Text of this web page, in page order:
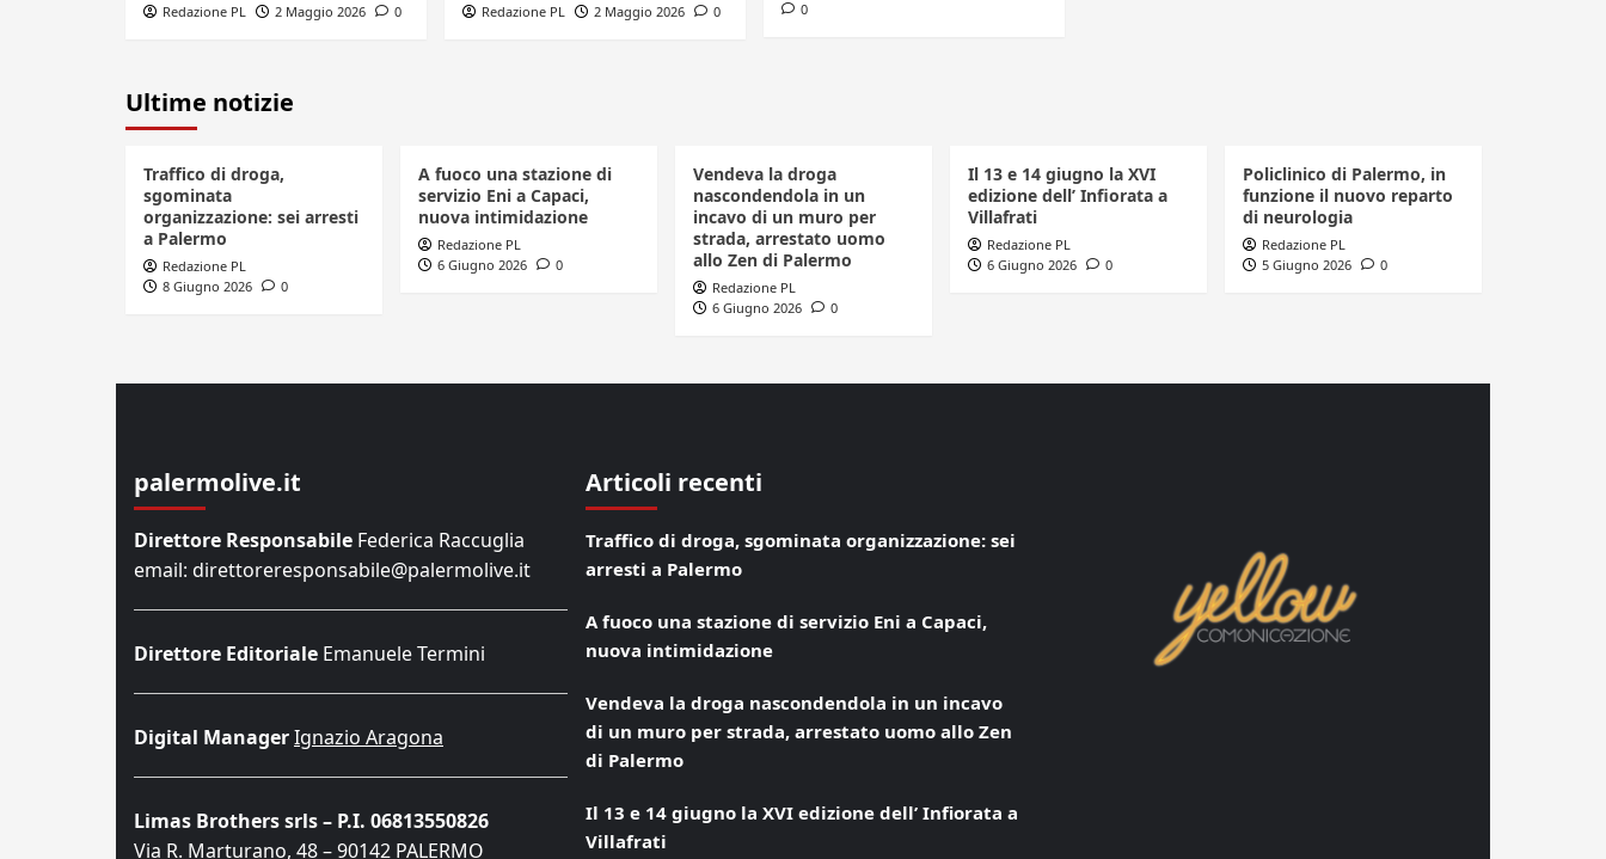
Redazione PL 2 Maggio 2026 0 Redazione PL 2 Maggio 2026 0
0
Ultime notizie
Traffico di droga,
sgominata
organizzazione: sei arresti
a Palermo
Redazione PL
8 Giugno 2026
0
A fuoco una stazione di
servizio Eni a Capaci,
nuova intimidazione
Redazione PL
6 Giugno 2026
0
Vendeva la droga
nascondendola in un
incavo di un muro per
strada, arrestato uomo
allo Zen di Palermo
Redazione PL
6 Giugno 2026
0
Il 13 e 14 giugno la XVI
edizione dell’ Infiorata a
Villafrati
Redazione PL
6 Giugno 2026
0
Policlinico di Palermo, in
funzione il nuovo reparto
di neurologia
Redazione PL
5 Giugno 2026
0
palermolive.it
Direttore Responsabile Federica Raccuglia
email: direttoreresponsabile@palermolive.it
Direttore Editoriale Emanuele Termini
Digital ManagerIgnazio Aragona
Limas Brothers srls – P.I. 06813550826
Via R. Marturano, 48 – 90142 PALERMO
Articoli recenti
Traffico di droga, sgominata organizzazione: sei
arresti a Palermo
A fuoco una stazione di servizio Eni a Capaci,
nuova intimidazione
Vendeva la droga nascondendola in un incavo
di un muro per strada, arrestato uomo allo Zen
di Palermo
Il 13 e 14 giugno la XVI edizione dell’ Infiorata a
Villafrati